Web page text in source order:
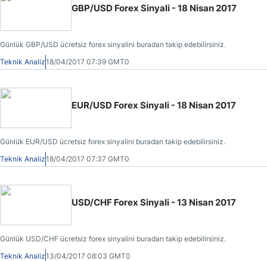
GBP/USD Forex Sinyali - 18 Nisan 2017
Günlük GBP/USD ücretsiz forex sinyalini buradan takip edebilirsiniz.
Teknik Analiz18/04/2017 07:39 GMT0
EUR/USD Forex Sinyali - 18 Nisan 2017
Günlük EUR/USD ücretsiz forex sinyalini buradan takip edebilirsiniz.
Teknik Analiz18/04/2017 07:37 GMT0
USD/CHF Forex Sinyali - 13 Nisan 2017
Günlük USD/CHF ücretsiz forex sinyalini buradan takip edebilirsiniz.
Teknik Analiz13/04/2017 08:03 GMT0